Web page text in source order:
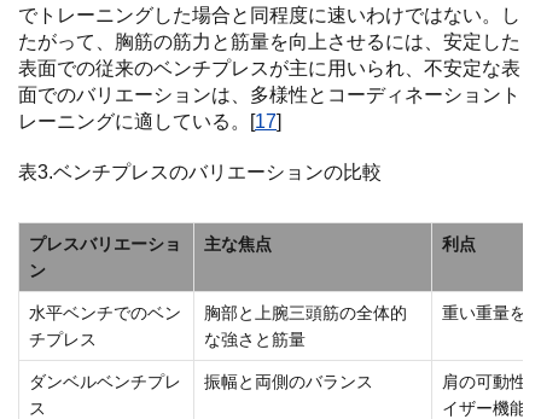
でトレーニングした場合と同程度に速いわけではない。し
たがって、胸筋の筋力と筋量を向上させるには、安定した
表面での従来のベンチプレスが主に用いられ、不安定な表
面でのバリエーションは、多様性とコーディネーショント
レーニングに適している。[17]
表3.ベンチプレスのバリエーションの比較
プレスバリエーショ
ン
主な焦点 利点
水平ベンチでのベン
チプレス
胸部と上腕三頭筋の全体的
な強さと筋量
重い重量を
ダンベルベンチプレ
ス
振幅と両側のバランス
肩の可動性
イザー機能